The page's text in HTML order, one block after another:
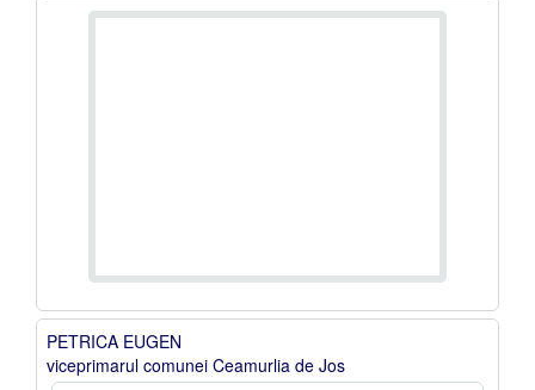
PETRICA EUGEN
viceprimarul comunei Ceamurlia de Jos